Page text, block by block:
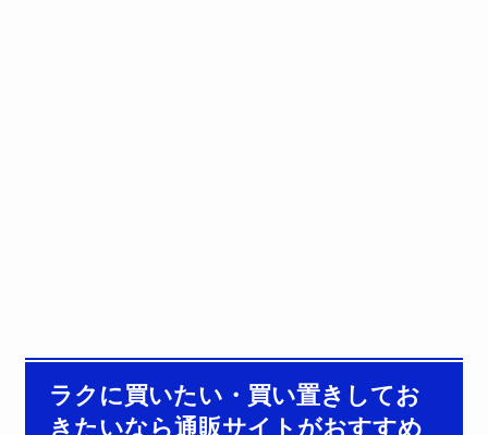
ラクに買いたい・買い置きしてお
きたいなら通販サイトがおすすめ